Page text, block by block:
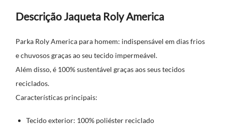
Descrição Jaqueta Roly America
Parka Roly America para homem: indispensável em dias frios
e chuvosos graças ao seu tecido impermeável.
Além disso, é 100% sustentável graças aos seus tecidos
reciclados.
Características principais:
Tecido exterior: 100% poliéster reciclado